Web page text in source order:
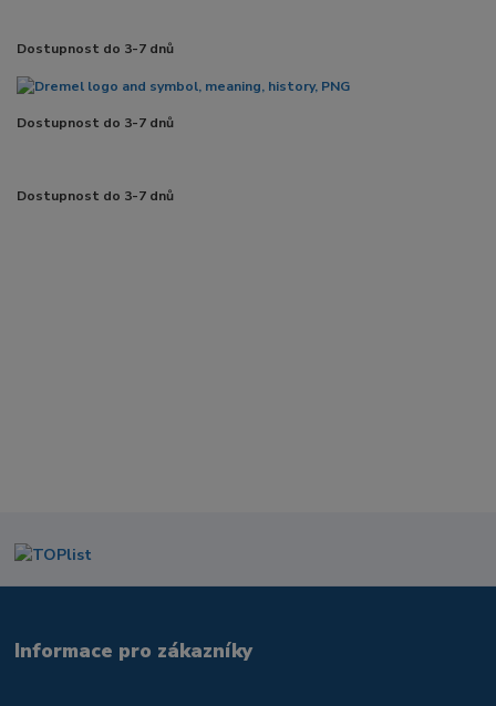
Dostupnost do 3-7 dnů
Dostupnost do 3-7 dnů
Dostupnost do 3-7 dnů
Informace pro zákazníky